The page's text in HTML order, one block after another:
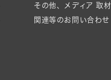
その他、メディア 取材
関連等のお問い合わせ